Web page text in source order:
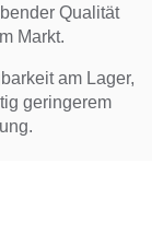
Qualität
Markt.
am Lager,
geringerem